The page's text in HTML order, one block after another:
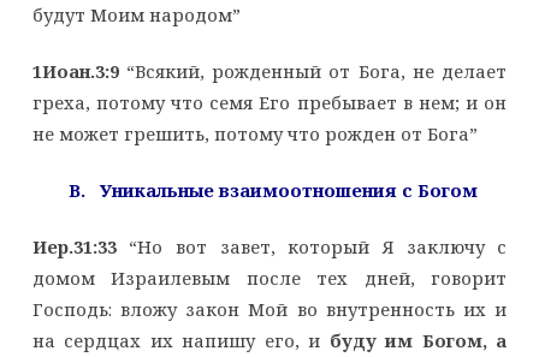
будут Моим народом”
1Иоан.3:9“Всякий, рожденный от Бога, не делает
греха, потому что семя Его пребывает в нем; и он
не может грешить, потому что рожден от Бога”
B. Уникальные взаимоотношения с Богом
Иер.31:33“Но вот завет, который Я заключу с
домом Израилевым после тех дней, говорит
Господь: вложу закон Мой во внутренность их и
на сердцах их напишу его, и буду им Богом, а